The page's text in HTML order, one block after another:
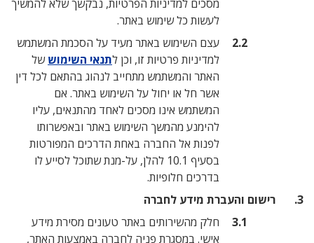
מסכים למדיניות הפרטיות, נבקשך שלא להמשיך
לעשות כל שימוש באתר.
עצם השימוש באתר מעיד על הסכמת המשתמש
למדיניות פרטיות זו, וכן לתנאי השימוששל
האתר והמשתמש מתחייב לנהוג בהתאם לכל דין
אשר חל או יחול על השימוש באתר. אם
המשתמש אינו מסכים לאחד מהתנאים, עליו
להימנע מהמשך השימוש באתר ובאפשרותו
לפנות אל החברה באחת הדרכים המפורטות
בסעיף ‎10.1 להלן, על-מנת שתוכל לסייע לו
מידע לחברה
חלק מהשירותים באתר טעונים מסירת מידע
אישי. במסגרת פניה לחברה באמצעות האתר,